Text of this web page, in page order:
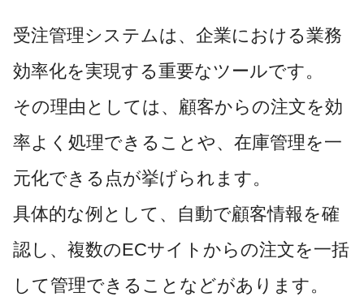
受注管理システムは、企業における業務
効率化を実現する重要なツールです。
その理由としては、顧客からの注文を効
率よく処理できることや、在庫管理を一
元化できる点が挙げられます。
具体的な例として、自動で顧客情報を確
認し、複数のECサイトからの注文を一括
して管理できることなどがあります。